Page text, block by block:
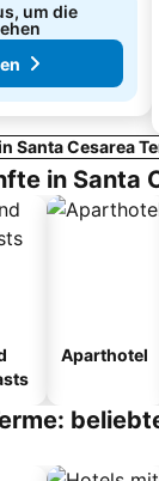
um die
Santa Cesarea
in Santa
Aparthotel